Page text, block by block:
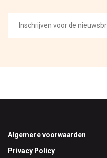
mailadres
Footer
Algemene voorwaarden
Privacy Policy